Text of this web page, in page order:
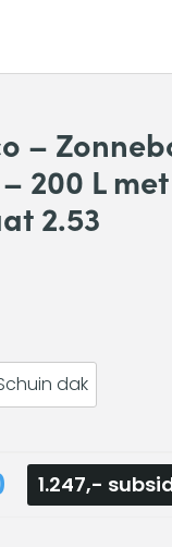
–
200 L met
2.53
dak
1.247,-